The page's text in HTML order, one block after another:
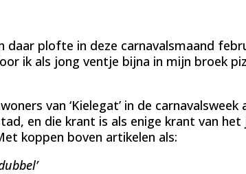
daar plofte in deze carnavalsmaand
ik als jong ventje bijna in mijn broek
van ‘Kielegat’ in de carnavalsweek
en die krant is als enige krant van het
koppen boven artikelen als: